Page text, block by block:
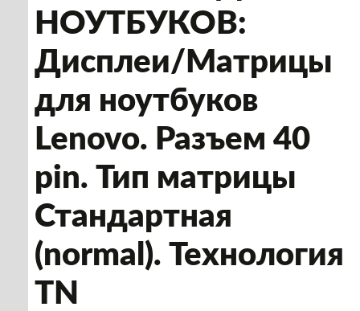
НОУТБУКОВ:
Дисплеи/Матрицы
для ноутбуков
Lenovo. Разъем 40
pin. Тип матрицы
Стандартная
(normal). Технология
TN